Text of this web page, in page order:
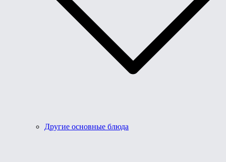
Другие основные блюда